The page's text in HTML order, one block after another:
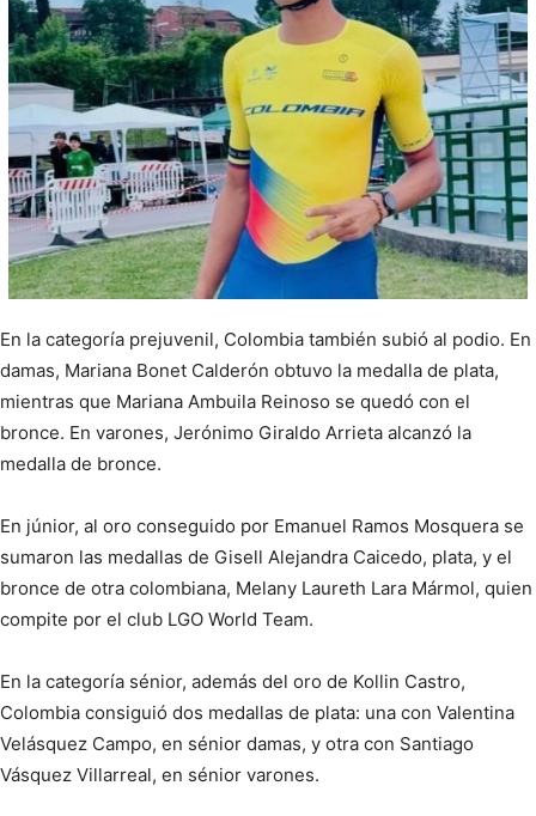
En la categoría prejuvenil, Colombia también subió al podio. En
damas, Mariana Bonet Calderón obtuvo la medalla de plata,
mientras que Mariana Ambuila Reinoso se quedó con el
bronce. En varones, Jerónimo Giraldo Arrieta alcanzó la
medalla de bronce.
En júnior, al oro conseguido por Emanuel Ramos Mosquera se
sumaron las medallas de Gisell Alejandra Caicedo, plata, y el
bronce de otra colombiana, Melany Laureth Lara Mármol, quien
compite por el club LGO World Team.
En la categoría sénior, además del oro de Kollin Castro,
Colombia consiguió dos medallas de plata: una con Valentina
Velásquez Campo, en sénior damas, y otra con Santiago
Vásquez Villarreal, en sénior varones.